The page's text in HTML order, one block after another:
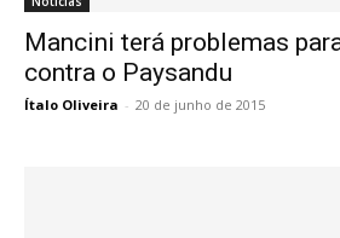
Mancini terá problemas
contra o Paysandu
Ítalo Oliveira - 20 de junho de 2015